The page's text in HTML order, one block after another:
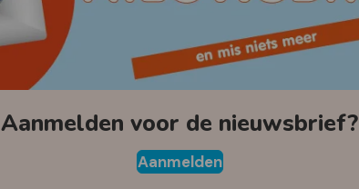
Aanmelden voor de nieuwsbrief?
Aanmelden